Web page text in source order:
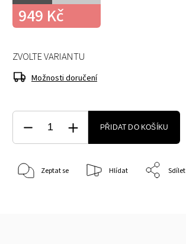
949 Kč
ZVOLTE VARIANTU
Možnosti doručení
PŘIDAT DO KOŠÍKU
Zeptat se Hlídat Sdílet